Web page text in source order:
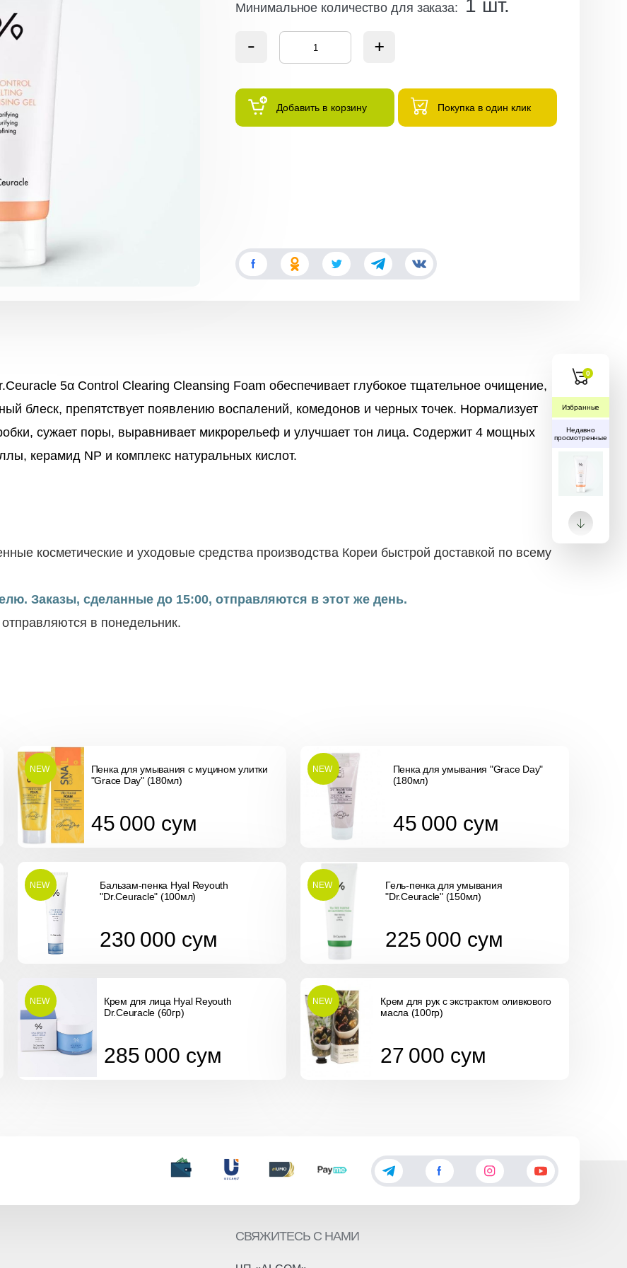
Минимальное количество для заказа: 1 шт.
Добавить в корзину Покупка в один клик
5α Control Clearing Cleansing Foam обеспечивает глубокое тщательное очищение,
блеск, препятствует появлению воспалений, комедонов и черных точек. Нормализует
сужает поры, выравнивает микрорельеф и улучшает тон лица. Содержит 4 мощных
керамид NP и комплекс натуральных кислот.
косметические и уходовые средства производства Кореи быстрой доставкой по всему
Заказы, сделанные до 15:00, отправляются в этот же день.
в понедельник.
Пенка для умывания с муцином улитки
"Grace Day" (180мл)
45 000 сум
NEW
Пенка для умывания "Grace Day"
(180мл)
45 000 сум
NEW
Бальзам-пенка Hyal Reyouth
"Dr.Ceuracle" (100мл)
230 000 сум
NEW
Гель-пенка для умывания
"Dr.Ceuracle" (150мл)
225 000 сум
NEW
Крем для лицa Hyal Reyouth
Dr.Ceuracle (60гр)
285 000 сум
NEW
Крем для рук с экстрактом оливкового
масла (100гр)
27 000 сум
NEW
СВЯЖИТЕСЬ С НАМИ
0
Избранные
Недавно
просмотренные